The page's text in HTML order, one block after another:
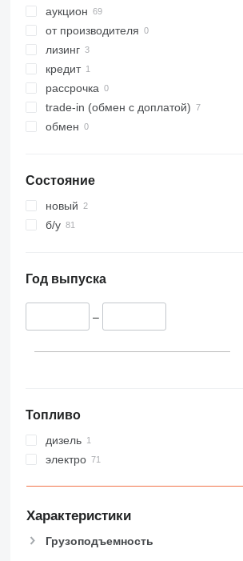
аукцион
от производителя
лизинг
кредит
рассрочка
trade-in (обмен с доплатой)
обмен
Состояние
новый
б/у
Год выпуска
–
Топливо
дизель
электро
Характеристики
Грузоподъемность